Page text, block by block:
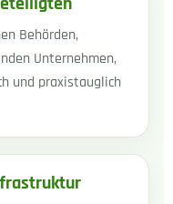
Behörden,
Unternehmen,
und praxistauglich